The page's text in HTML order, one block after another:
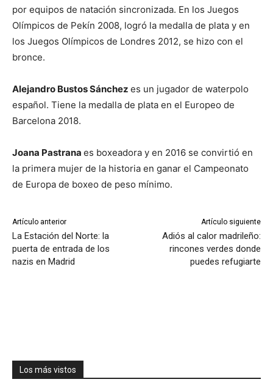
por equipos de natación sincronizada. En los Juegos
Olímpicos de Pekín 2008, logró la medalla de plata y en
los Juegos Olímpicos de Londres 2012, se hizo con el
bronce.
Alejandro Bustos Sánchez es un jugador de waterpolo
español. Tiene la medalla de plata en el Europeo de
Barcelona 2018.
Joana Pastrana es boxeadora y en 2016 se convirtió en
la primera mujer de la historia en ganar el Campeonato
de Europa de boxeo de peso mínimo.
Artículo anterior
La Estación del Norte: la
puerta de entrada de los
nazis en Madrid
Artículo siguiente
Adiós al calor madrileño:
rincones verdes donde
puedes refugiarte
Los más vistos